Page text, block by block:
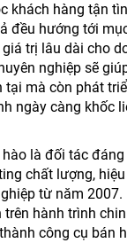
khách hàng tận
đều hướng tới
trị lâu dài cho
nghiệp sẽ
tại mà còn phát
ngày càng khốc
là đối tác đáng
chất lượng,
từ năm 2007.
hành trình
công cụ bán